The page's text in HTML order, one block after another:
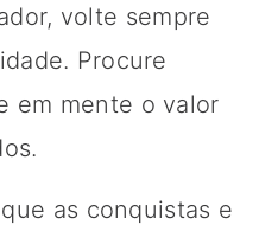
volte sempre
Procure
em mente o valor
as conquistas e